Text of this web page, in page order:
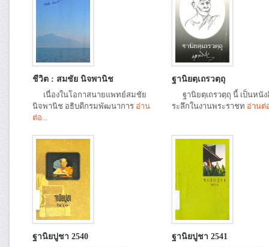
ชีวิต : สมชัย นิจพานิช
เนื่องในโอกาสนายแพทย์สมชัย
นิจพานิช อธิบดีกรมพัฒนาการ อ่าน
ต่อ...
ฐานิยตฺเถรวตฺถุ
ฐานิยตฺเถรวตฺถุ นี้ เป็นหนั
ระลึกในงานพระราชท อ่านต่
ฐานิยปูชา 2540
ฐานิยปูชา 2541